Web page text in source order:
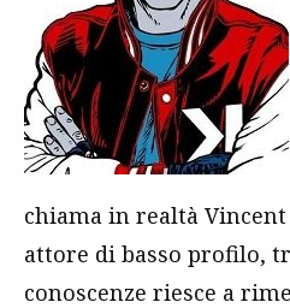
chiama in realtà Vincent
attore di basso profilo,
conoscenze riesce a